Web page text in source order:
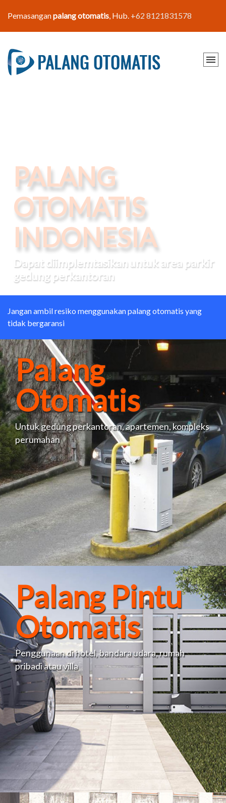
Pemasanganpalang otomatis, Hub. +62 8121831578
PALANG
OTOMATIS
PARKING
Jangan ambil resiko menggunakan palang otomatis yang
tidak bergaransi
Palang
Otomatis
Untuk gedung perkantoran, apartemen, kompleks
perumahan
Palang Pintu
Otomatis
Penggunaan di hotel, bandara udara, rumah
pribadi atau villa